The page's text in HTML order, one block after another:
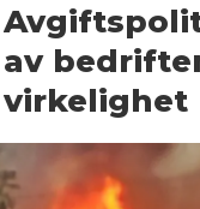
av
virkelighet